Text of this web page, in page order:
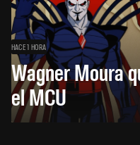
HACE 1 HORA
Wagner Moura
el MCU